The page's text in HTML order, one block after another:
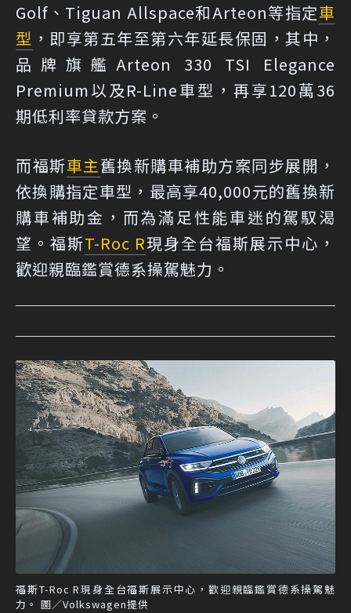
Golf、Tiguan Allspace和Arteon等指定車
型 ，即享第五年至第六年延長保固，其中，
品牌旗艦Arteon 330 TSI Elegance
Premium以及R-Line車型，再享120萬36
期低利率貸款方案。
而福斯車主舊換新購車補助方案同步展開，
依換購指定車型，最高享40,000元的舊換新
購車補助金，而為滿足性能車迷的駕馭渴
望。福斯T-Roc R現身全台福斯展示中心，
歡迎親臨鑑賞德系操駕魅力。
福斯T-Roc R現身全台福斯展示中心，歡迎親臨鑑賞德系操駕魅
力。 圖／Volkswagen提供